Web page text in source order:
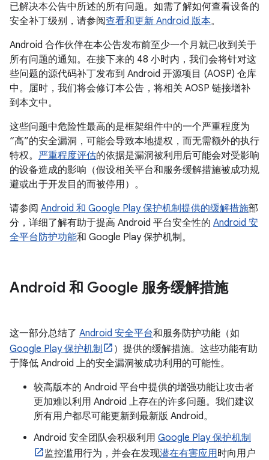
已解决本公告中所述的所有问题。如需了解如何查看设备的
安全补丁级别，请参阅查看和更新 Android 版本。
Android 合作伙伴在本公告发布前至少一个月就已收到关于
所有问题的通知。在接下来的 48 小时内，我们会将针对这
些问题的源代码补丁发布到 Android 开源项目 (AOSP) 仓库
中。届时，我们将会修订本公告，将相关 AOSP 链接增补
到本文中。
这些问题中危险性最高的是框架组件中的一个严重程度为
“高”的安全漏洞，可能会导致本地提权，而无需额外的执行
特权。 严重程度评估的依据是漏洞被利用后可能会对受影响
的设备造成的影响（假设相关平台和服务缓解措施被成功规
避或出于开发目的而被停用）。
请参阅 Android 和 Google Play 保护机制提供的缓解措施部
分，详细了解有助于提高 Android 平台安全性的 Android 安
全平台防护功能和 Google Play 保护机制。
Android 和 Google 服务缓解措施
这一部分总结了 Android 安全平台和服务防护功能（如
Google Play 保护机制
）提供的缓解措施。这些功能有助
于降低 Android 上的安全漏洞被成功利用的可能性。
较高版本的 Android 平台中提供的增强功能让攻击者
更加难以利用 Android 上存在的许多问题。我们建议
所有用户都尽可能更新到最新版 Android。
Android 安全团队会积极利用 Google Play 保护机制
监控滥用行为，并会在发现潜在有害应用时向用户